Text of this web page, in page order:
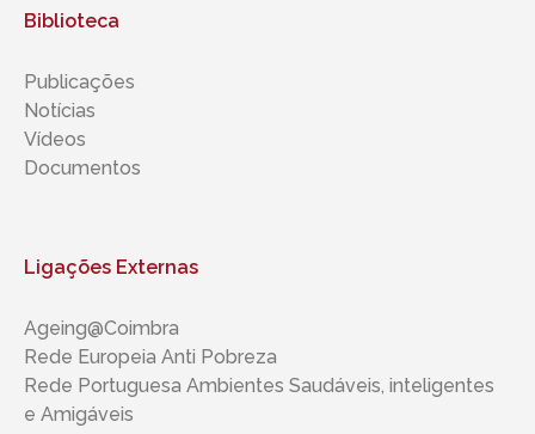
Biblioteca
Publicações
Notícias
Vídeos
Documentos
Ligações Externas
Ageing@Coimbra
Rede Europeia Anti Pobreza
Rede Portuguesa Ambientes Saudáveis, inteligentes ​​
e Amigáveis